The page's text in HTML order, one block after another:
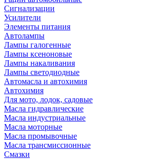
Сигнализации
Усилители
Элементы питания
Автолампы
Лампы галогенные
Лампы ксеноновые
Лампы накаливания
Лампы светодиодные
Автомасла и автохимия
Автохимия
Для мото, лодок, садовые
Масла гидравлические
Масла индустриальные
Масла моторные
Масла промывочные
Масла трансмиссионные
Смазки